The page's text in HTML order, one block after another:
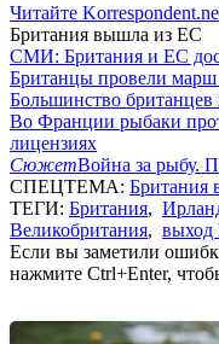
Читайте
Британия вышла из ЕС
СМИ: Британия и ЕС
Британцы провели марш
Большинство
Во Франции рыбаки
лицензиях
СюжетВойна за рыбу.
СПЕЦТЕМА: Британия
ТЕГИ: Британия,
Великобритания, выход
Если вы заметили
нажмите Ctrl+Enter,